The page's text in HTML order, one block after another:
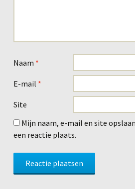
Naam *
E-mail *
Site
Mijn naam, e-mail en site
een reactie plaats.